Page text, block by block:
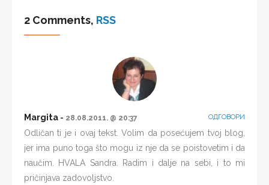
2 Comments, RSS
Margita 28.08.2011. @ 20:37 ОДГОВОРИ
Odličan ti je i ovaj tekst. Volim da posećujem tvoj blog,
jer ima puno toga što mogu iz nje da se poistovetim i da
naučim. HVALA Sandra. Radim i dalje na sebi, i to mi
pričinjava zadovoljstvo.